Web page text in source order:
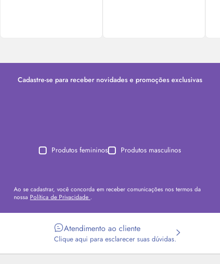
Cadastre-se para receber novidades e promoções exclusivas
Produtos femininos Produtos masculinos
Ao se cadastrar, você concorda em receber comunicações nos termos da
nossa Política de Privacidade .
Atendimento ao cliente
Clique aqui para esclarecer suas dúvidas.